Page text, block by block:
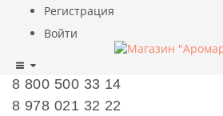
Регистрация
Войти
8 800 500 33 14
8 978 021 32 22